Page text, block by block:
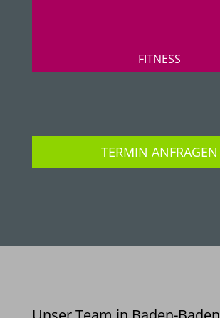
FITNESS
TERMIN ANFRAGEN